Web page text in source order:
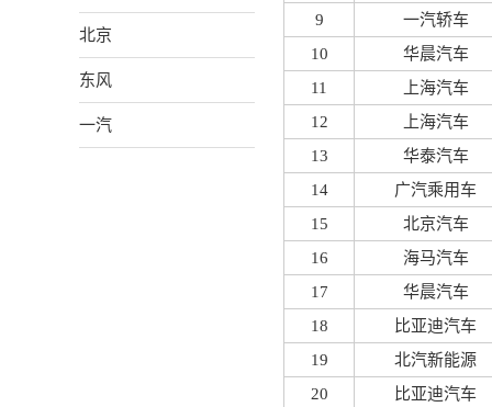
北京
东风
一汽
9
一汽轿车
10
华晨汽车
11
上海汽车
12
上海汽车
13
华泰汽车
14
广汽乘用车
15
北京汽车
16
海马汽车
17
华晨汽车
18
比亚迪汽车
19
北汽新能源
20
比亚迪汽车